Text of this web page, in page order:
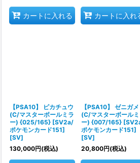
カートに入れる カートに入れ
【PSA10】 ピカチュウ
(C/マスターボールミラ
ー) {025/165} [SV2a/
ポケモンカード151]
[SV]
130,000円(税込)
【PSA10】 ゼニガメ
(C/マスターボール
ー) {007/165}
ポケモンカード151]
[SV]
20,800円(税込)